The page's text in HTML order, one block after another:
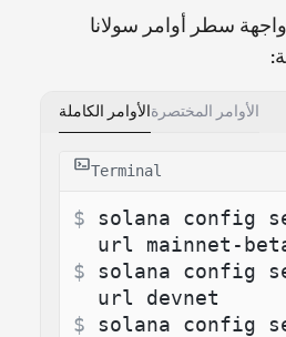
سطر أوامر سولانا
الأوامر الكاملةالأوامر المختصرة
Terminal
$ solana config
url mainnet-
$ solana config
url devnet
$ solana config